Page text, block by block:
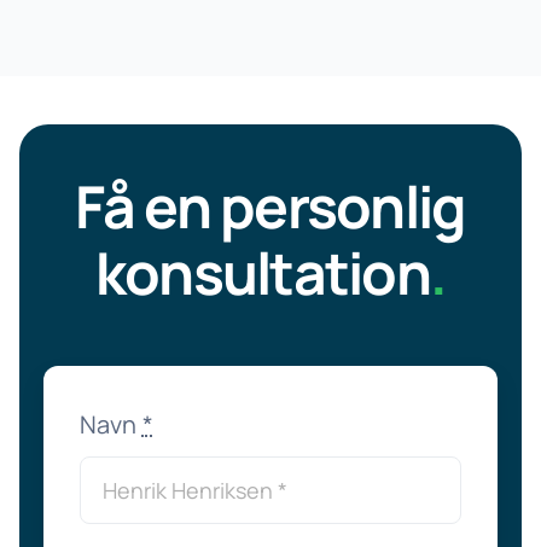
Få en personlig
konsultation.
Navn *